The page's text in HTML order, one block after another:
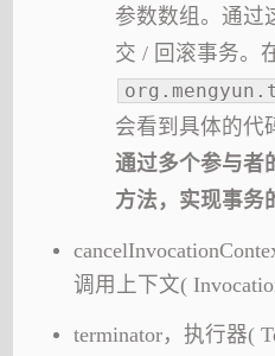
参数数组。通过
交 / 回滚事务。
会看到具体的代
通过多个参与者
方法，实现事务
调用上下文(
terminator，执行器(